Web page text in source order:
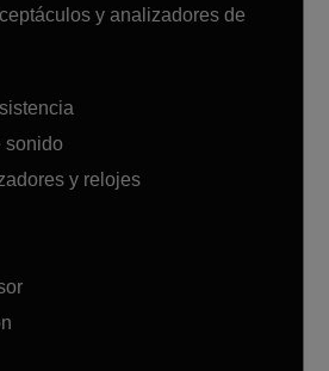
y analizadores de
sonido
y relojes